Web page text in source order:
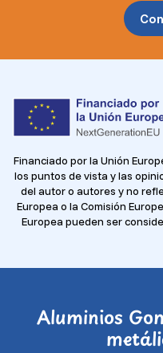
Financiado por la Unión
los puntos de vista y las
del autor o autores y no
Europea o la Comisión
Europea pueden ser
Aluminios